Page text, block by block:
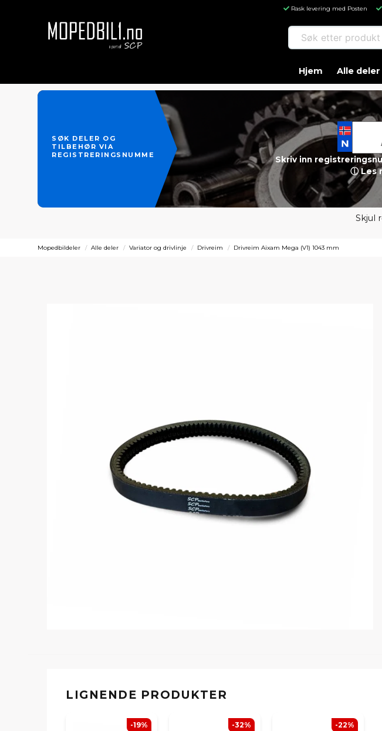
Rask levering med Posten
Søk etter produkt
Hjem Alle deler
SØK DELER OG
TILBEHØR VIA
REGISTRERINGSNUMMER
Skriv inn
ⓘ Les
Skjul
Mopedbildeler Alle deler Variator og drivlinje Drivreim Drivreim Aixam Mega (V1) 1043 mm
LIGNENDE PRODUKTER
-19% -32% -22%